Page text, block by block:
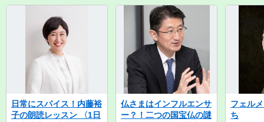
日常にスパイス！内藤裕
子の朗読レッスン 〈1日
仏さまはインフルエンサ
ー？！二つの国宝仏の謎
フェル
ち